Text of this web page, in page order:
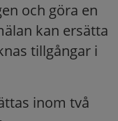
och göra en
kan ersätta
tillgångar i
inom två